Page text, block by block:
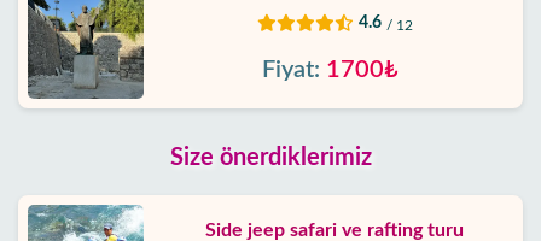
4.6 / 12
Fiyat: 1700₺
Size önerdiklerimiz
Side jeep safari ve rafting turu